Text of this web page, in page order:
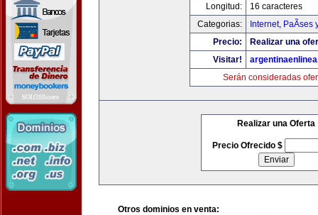
Longitud:
16 caracteres
Categorias:
Internet, PaÃ­ses
Precio:
Realizar una
Visitar!
Serán consideradas
Realizar una Oferta
Precio Ofrecido $
Otros dominios en venta: